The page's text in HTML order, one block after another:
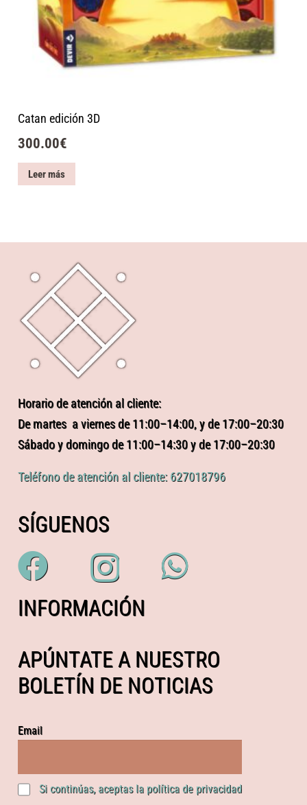
Catan edición 3D
300.00€
Leer más
Horario de atención al cliente:
De martes a viernes de 11:00–14:00, y de 17:00–20:30
Sábado y domingo de 11:00–14:30 y de 17:00–20:30
Teléfono de atención al cliente: 627018796
SÍGUENOS
INFORMACIÓN
APÚNTATE A NUESTRO
BOLETÍN DE NOTICIAS
Email
Si continúas, aceptas la política de privacidad